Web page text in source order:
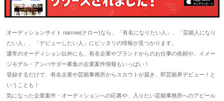
オーディションサイト narrow(ナロー)なら、「有名になりたい人」、「芸能人になり
たい人」、「デビューしたい人」にピッタリの情報が見つかります。
通常のオーディション以外にも、有名企業やブランドからのお仕事の依頼や、イメー
ジモデル・アンバサダー募集の企業案件情報もいっぱい！
登録するだけで、有名企業や芸能事務所からスカウトが届き、即芸能界デビュー！と
いうことも！
気になった企業案件・オーディションへの応募や、入りたい芸能事務所へのアピール